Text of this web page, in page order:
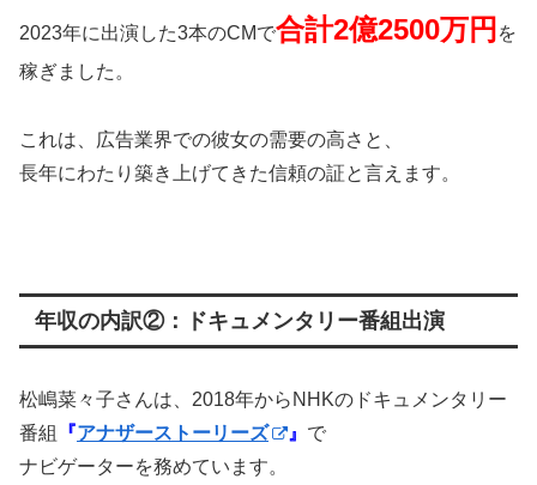
2023年に出演した3本のCMで合計2億2500万円 を
稼ぎました。
これは、広告業界での彼女の需要の高さと、
長年にわたり築き上げてきた信頼の証と言えます。
年収の内訳②：ドキュメンタリー番組出演
松嶋菜々子さんは、2018年からNHKのドキュメンタリー
番組
『アナザーストーリーズ 』 で
ナビゲーターを務めています。